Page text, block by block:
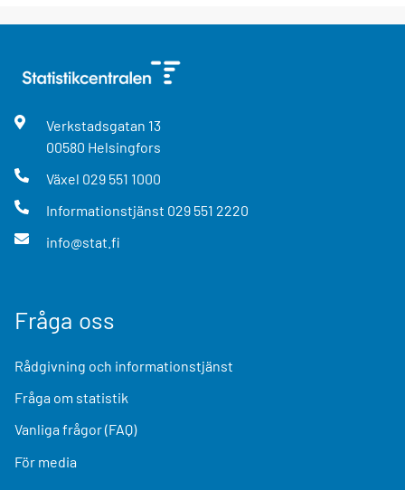
Verkstadsgatan 13
00580 Helsingfors
Växel 029 551 1000
Informationstjänst 029 551 2220
info@stat.fi
Fråga oss
Rådgivning och informationstjänst
Fråga om statistik
Vanliga frågor (FAQ)
För media